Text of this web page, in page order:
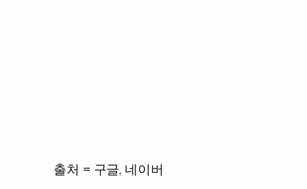
출처 = 구글, 네이버